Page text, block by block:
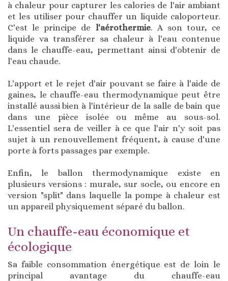
à chaleur pour capturer les calories de l'air ambiant
et les utiliser pour chauffer un liquide caloporteur.
C'est le principe de l'aérothermie. A son tour, ce
liquide va transférer sa chaleur à l'eau contenue
dans le chauffe-eau, permettant ainsi d'obtenir de
l'eau chaude.
L'apport et le rejet d'air pouvant se faire à l'aide de
gaines, le chauffe-eau thermodynamique peut être
installé aussi bien à l'intérieur de la salle de bain que
dans une pièce isolée ou même au sous-sol.
L'essentiel sera de veiller à ce que l'air n'y soit pas
sujet à un renouvellement fréquent, à cause d'une
porte à forts passages par exemple.
Enfin, le ballon thermodynamique existe en
plusieurs versions : murale, sur socle, ou encore en
version "split" dans laquelle la pompe à chaleur est
un appareil physiquement séparé du ballon.
Un chauffe-eau économique et
écologique
Sa faible consommation énergétique est de loin le
principal avantage du chauffe-eau